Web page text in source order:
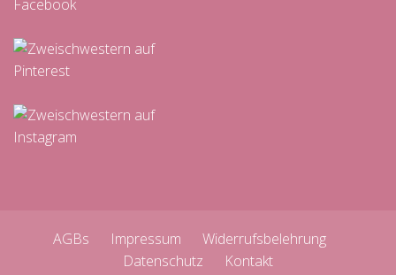
AGBs Impressum
Widerrufsbelehrung
Datenschutz
Kontakt